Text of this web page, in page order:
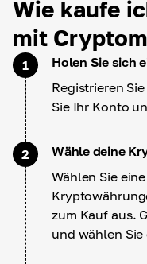
Wie kaufe
mit
1
Holen Sie sich
Registrieren
Sie Ihr Konto
2
Wähle deine
Wählen Sie
zum Kauf aus.
und wählen